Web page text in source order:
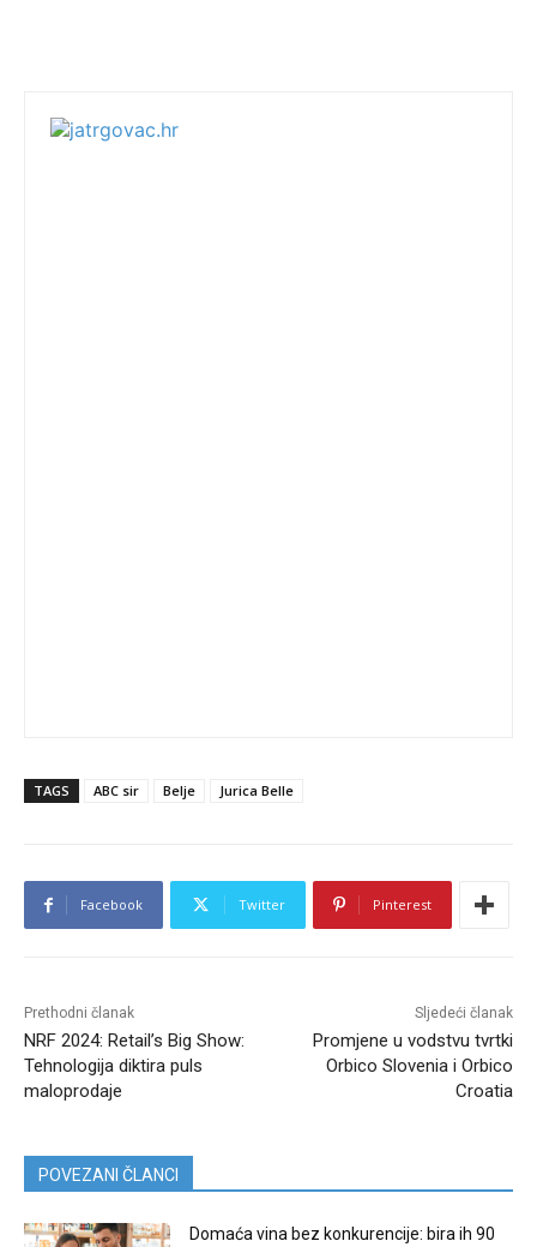
TAGS ABC sir Belje Jurica Belle
Facebook Twitter Pinterest
Prethodni članak
NRF 2024: Retail’s Big Show:
Tehnologija diktira puls
maloprodaje
Sljedeći članak
Promjene u vodstvu tvrtki
Orbico Slovenia i Orbico
Croatia
POVEZANI ČLANCI
Domaća vina bez konkurencije: bira ih 90